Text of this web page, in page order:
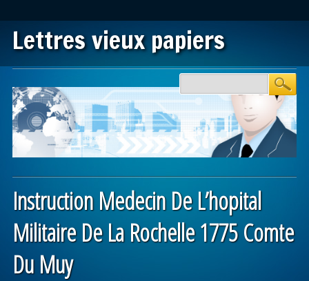
Lettres vieux papiers
Main menu
Instruction Medecin De L’hopital
Militaire De La Rochelle 1775 Comte
Du Muy